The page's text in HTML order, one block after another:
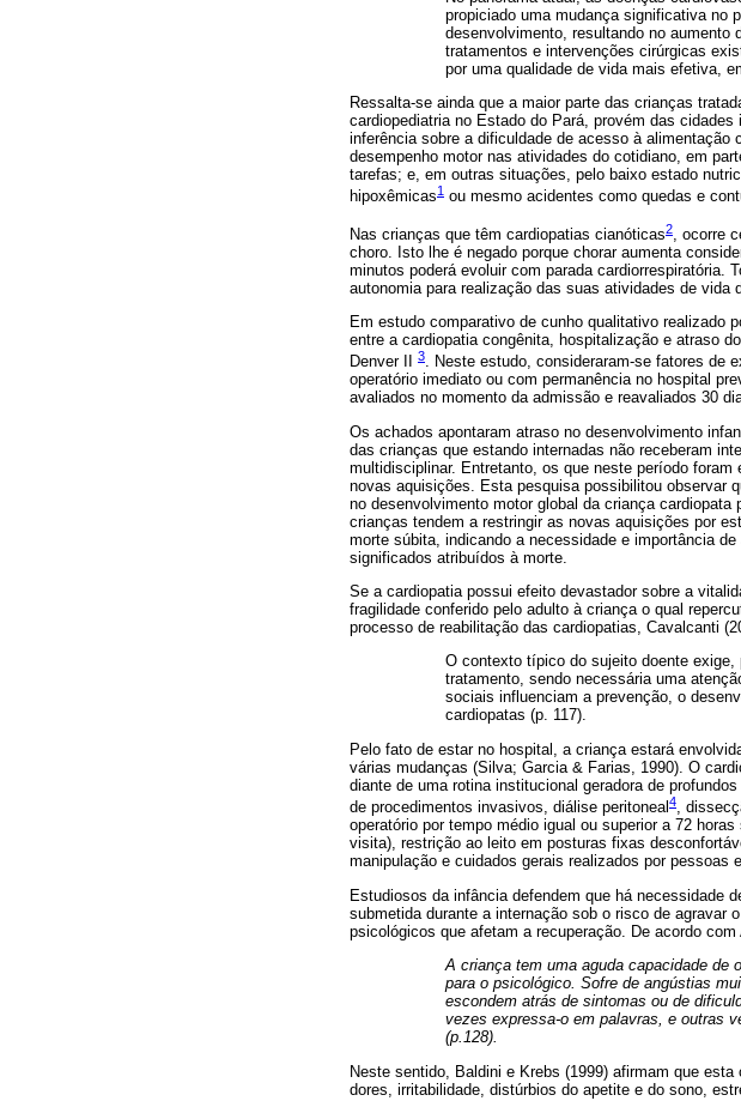
propiciado uma mudança significativa no
desenvolvimento, resultando no aumento
tratamentos e intervenções cirúrgicas
por uma qualidade de vida mais efetiva,
Ressalta-se ainda que a maior parte das crianças
cardiopediatria no Estado do Pará, provém das
inferência sobre a dificuldade de acesso à
desempenho motor nas atividades do cotidiano, em
tarefas; e, em outras situações, pelo baixo estado
hipoxêmicas1 ou mesmo acidentes como quedas e
Nas crianças que têm cardiopatias cianóticas2
, ocorre
choro. Isto lhe é negado porque chorar aumenta
minutos poderá evoluir com parada cardiorrespiratória.
autonomia para realização das suas atividades de vida
Em estudo comparativo de cunho qualitativo realizado
entre a cardiopatia congênita, hospitalização e atraso
Denver II
3. Neste estudo, consideraram-se fatores de
operatório imediato ou com permanência no hospital
avaliados no momento da admissão e reavaliados 30
Os achados apontaram atraso no desenvolvimento
das crianças que estando internadas não receberam
multidisciplinar. Entretanto, os que neste período
novas aquisições. Esta pesquisa possibilitou observar
no desenvolvimento motor global da criança
crianças tendem a restringir as novas aquisições por
morte súbita, indicando a necessidade e importância
significados atribuídos à morte.
Se a cardiopatia possui efeito devastador sobre a
fragilidade conferido pelo adulto à criança o qual
processo de reabilitação das cardiopatias, Cavalcanti
O contexto típico do sujeito doente
tratamento, sendo necessária uma
sociais influenciam a prevenção, o
cardiopatas (p. 117).
Pelo fato de estar no hospital, a criança estará
várias mudanças (Silva; Garcia & Farias, 1990). O
diante de uma rotina institucional geradora de
de procedimentos invasivos, diálise peritoneal4,
operatório por tempo médio igual ou superior a 72
visita), restrição ao leito em posturas fixas
manipulação e cuidados gerais realizados por pessoas
Estudiosos da infância defendem que há necessidade
submetida durante a internação sob o risco de agravar
psicológicos que afetam a recuperação. De acordo com
A criança tem uma aguda capacidade de
para o psicológico. Sofre de angústias
escondem atrás de sintomas ou de
vezes expressa-o em palavras, e outras
(p.128).
Neste sentido, Baldini e Krebs (1999) afirmam que
dores, irritabilidade, distúrbios do apetite e do sono,